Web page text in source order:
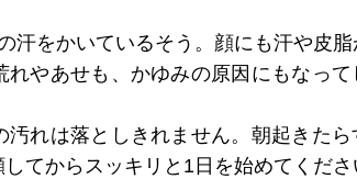
汗をかいているそう。顔にも汗や皮
やあせも、かゆみの原因にもなって
れは落としきれません。朝起きたら
てからスッキリと1日を始めてくださ